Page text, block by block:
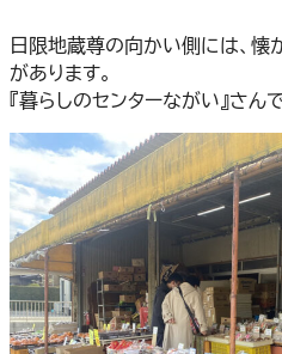
日限地蔵尊の向かい側には、懐
があります。
『暮らしのセンターながい』さん